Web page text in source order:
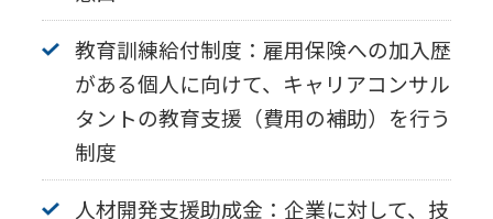
教育訓練給付制度：雇用保険への加入歴
がある個人に向けて、キャリアコンサル
タントの教育支援（費用の補助）を行う
制度
人材開発支援助成金：企業に対して、技